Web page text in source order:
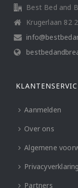
Best Bed and
Krugerlaan 82
Aanmelden
Over ons
Algemene
Privacyverklaring
Partners